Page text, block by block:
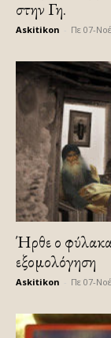
στην Γη.
Askitikon Πε 07-
Ήρθε ο
εξομολόγηση
Askitikon Πε 07-